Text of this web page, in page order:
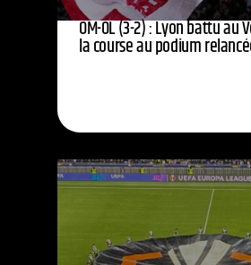
OM-OL (3-2) : Lyon battu au
la course au podium